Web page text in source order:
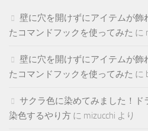
壁に穴を開けずにアイテムが
たコマンドフックを使ってみた に
壁に穴を開けずにアイテムが
たコマンドフックを使ってみた に
サクラ色に染めてみました！ド
染色するやり方 に mizucchi より